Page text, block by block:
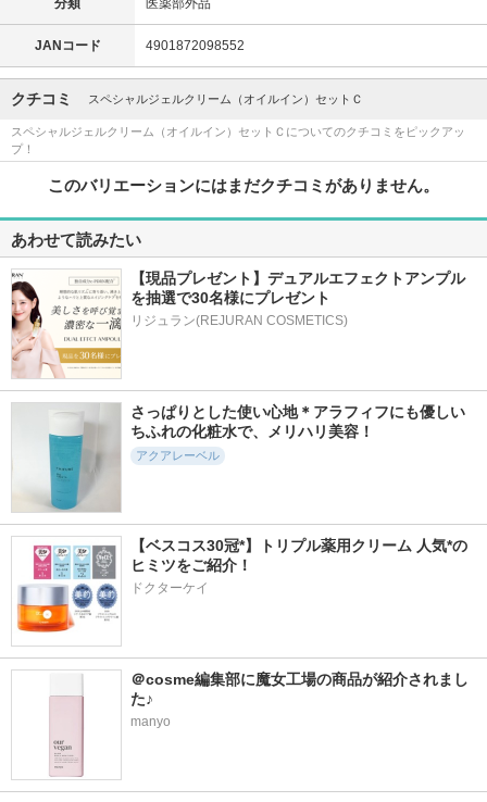
JANコード 4901872098552
クチコミ スペシャルジェルクリーム（オイルイン）セットＣ
スペシャルジェルクリーム（オイルイン）セットＣについてのクチコミをピックアッ
プ！
このバリエーションにはまだクチコミがありません。
あわせて読みたい
【現品プレゼント】デュアルエフェクトアンプル
を抽選で30名様にプレゼント
リジュラン(REJURAN COSMETICS)
さっぱりとした使い心地＊アラフィフにも優しい
ちふれの化粧水で、メリハリ美容！
アクアレーベル
【ベスコス30冠*】トリプル薬用クリーム 人気*の
ヒミツをご紹介！
ドクターケイ
＠cosme編集部に魔女工場の商品が紹介されまし
た♪
manyo